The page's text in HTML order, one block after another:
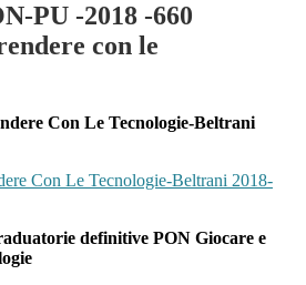
PU -2018 -660
con le
Con Le Tecnologie-Beltrani
Con Le Tecnologie-Beltrani 2018-
definitive PON Giocare e